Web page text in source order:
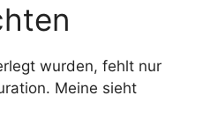
wurden, fehlt nur
Meine sieht